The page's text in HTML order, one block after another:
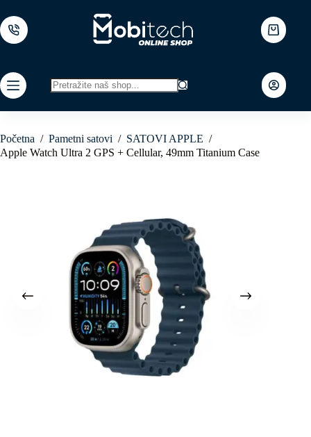
to
content
Shopping
cart
results
Početna / Pametni satovi / SATOVI APPLE /
Apple Watch Ultra 2 GPS + Cellular, 49mm Titanium Case